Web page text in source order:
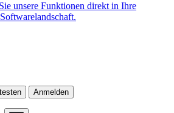
unsere Funktionen direkt in Ihre
Anmelden